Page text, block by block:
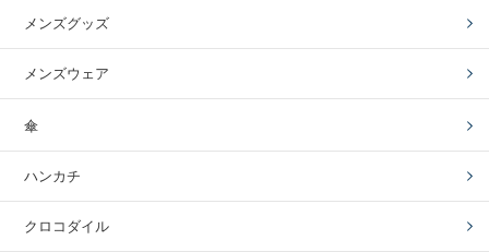
メンズグッズ
メンズウェア
傘
ハンカチ
クロコダイル